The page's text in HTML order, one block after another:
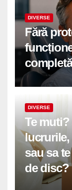
DIVERSE
Fără
DIVERSE
Te
lucrurile,
sau sa
de disc?